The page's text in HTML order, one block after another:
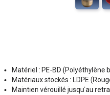
Matériel : PE-BD (Polyéthylène
Matériaux stockés : LDPE
Maintien vérouillé jusqu'au